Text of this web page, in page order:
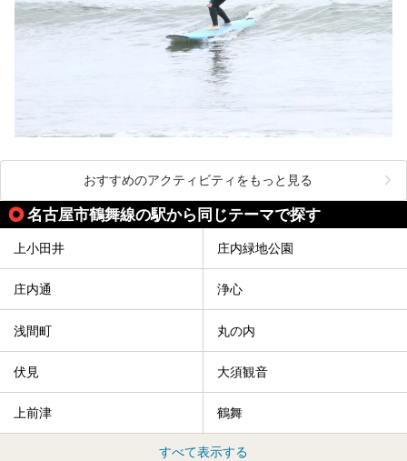
おすすめのアクティビティをもっと見る
名古屋市鶴舞線の駅から同じテーマで探す
上小田井 庄内緑地公園
庄内通 浄心
浅間町 丸の内
伏見 大須観音
上前津 鶴舞
すべて表示する